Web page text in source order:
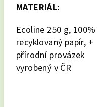
MATERIÁL:
Ecoline 250 g, 100%
recyklovaný papír, +
přírodní provázek
vyrobený v ČR